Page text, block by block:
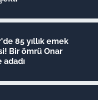
85 yıllık emek
Bir ömrü Onar
adadı